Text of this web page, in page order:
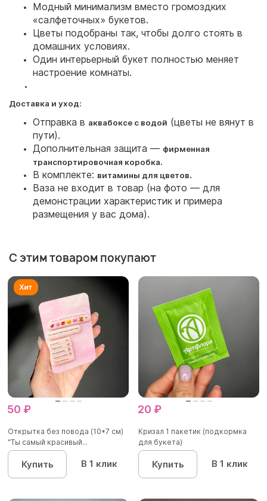
Модный минимализм вместо громоздких
«салфеточных» букетов.
Цветы подобраны так, чтобы долго стоять в
домашних условиях.
Один интерьерный букет полностью меняет
настроение комнаты.
Доставка и уход:
Отправка в аквабоксе с водой (цветы не вянут в
пути).
Дополнительная защита — фирменная
транспортировочная коробка.
В комплекте: витамины для цветов.
Ваза не входит в товар (на фото — для
демонстрации характеристик и примера
размещения у вас дома).
С этим товаром покупают
50 ₽
Открытка без повода (10*7 см)
"Ты самый красивый...
Купить В 1 клик
20 ₽
Кризал 1 пакетик (подкормка
для букета)
Купить В 1 клик